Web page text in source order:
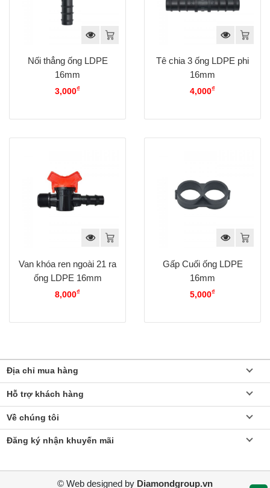
Nối thẳng ống LDPE
16mm
3,000₫
Tê chia 3 ống LDPE phi
16mm
4,000₫
Van khóa ren ngoài 21 ra
ống LDPE 16mm
8,000₫
Gấp Cuối ống LDPE
16mm
5,000₫
Địa chỉ mua hàng
Hỗ trợ khách hàng
Về chúng tôi
Đăng ký nhận khuyến mãi
© Web designed by Diamondgroup.vn